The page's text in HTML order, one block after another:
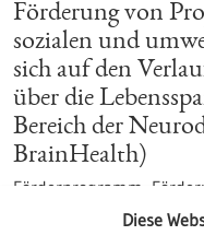
Förderung von
sozialen und
sich auf den
über die
Bereich der
BrainHealth)
Förderprogramm,
Einreichungsfrist:Diese